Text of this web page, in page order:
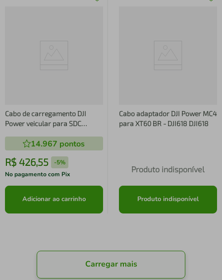
Cabo de carregamento DJI
Power veicular para SDC
14.967 pontos
R$ 426,55 -5%
No pagamento com Pix
Adicionar ao carrinho
Cabo adaptador DJI Power MC4
para XT60 BR - DJI618 DJI618
Produto indisponível
Produto indisponível
Carregar mais